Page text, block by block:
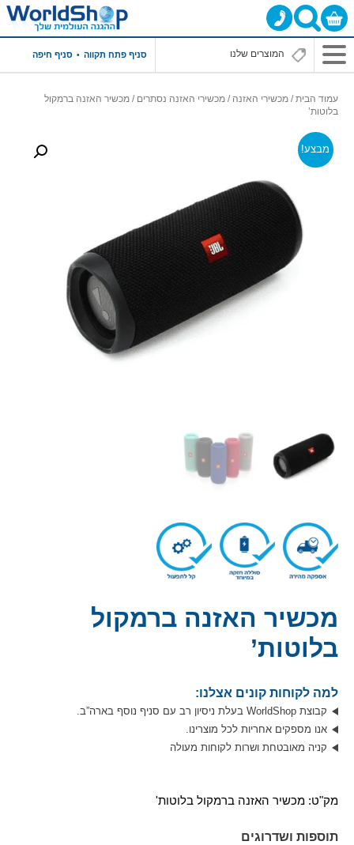
סניף פתח תקווה סניף חיפה
עמוד הבית/ מכשירי האזנה / מכשירי האזנה נסתרים / מכשיר האזנה ברמקול
בלוטות’
מבצע!
מכשיר האזנה ברמקול
בלוטות’
למה לקוחות קונים אצלנו:
קבוצת WorldShop בעלת ניסיון רב עם סניף נוסף בארה”ב.
אנו מספקים אחריות לכל מוצרינו.
קניה מאובטחת ושרות לקוחות מעולה
מק"ט: מכשיר האזנה ברמקול בלוטות'
תוספות ושדרוגים